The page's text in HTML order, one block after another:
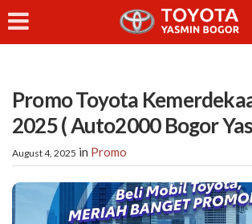
Promo Toyota
2025 ( Auto2000 Bogor
August 4, 2025 in Promo